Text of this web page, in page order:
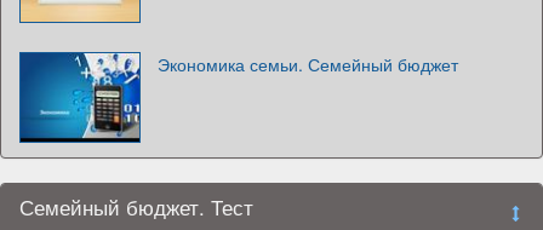
Экономика семьи. Семейный бюджет
Семейный бюджет. Тест